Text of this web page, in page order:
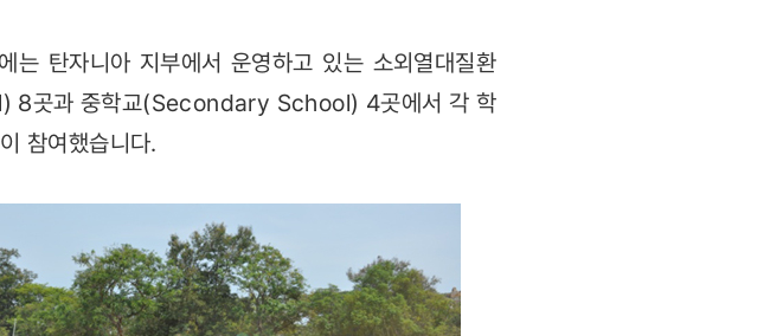
탄자니아 지부에서 운영하고 있는 소외열대질환
8곳과 중학교(Secondary School) 4곳에서 각 학
참여했습니다.